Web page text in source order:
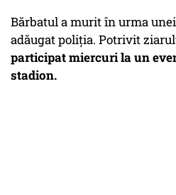
Bărbatul a murit în urma
adăugat poliția. Potrivit
participat miercuri la un
stadion.